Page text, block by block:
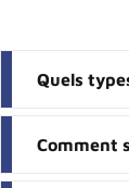
Quels
Comment